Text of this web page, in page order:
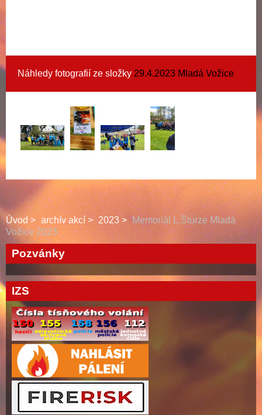
Náhledy fotografií ze složky 29.4.2023 Mladá Vožice
Úvod archív akcí 2023
Memoriál L.Šturze Mladá
Vožice 2023
Pozvánky
IZS